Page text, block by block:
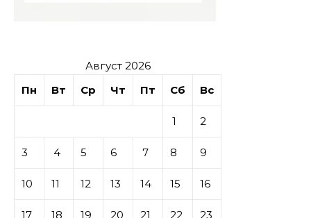
Август 2026
Пн
Вт Ср Чт Пт Сб Вс
1 2
3 4 5 6 7 8 9
10 11 12 13 14 15 16
17 18 19 20 21 22 23